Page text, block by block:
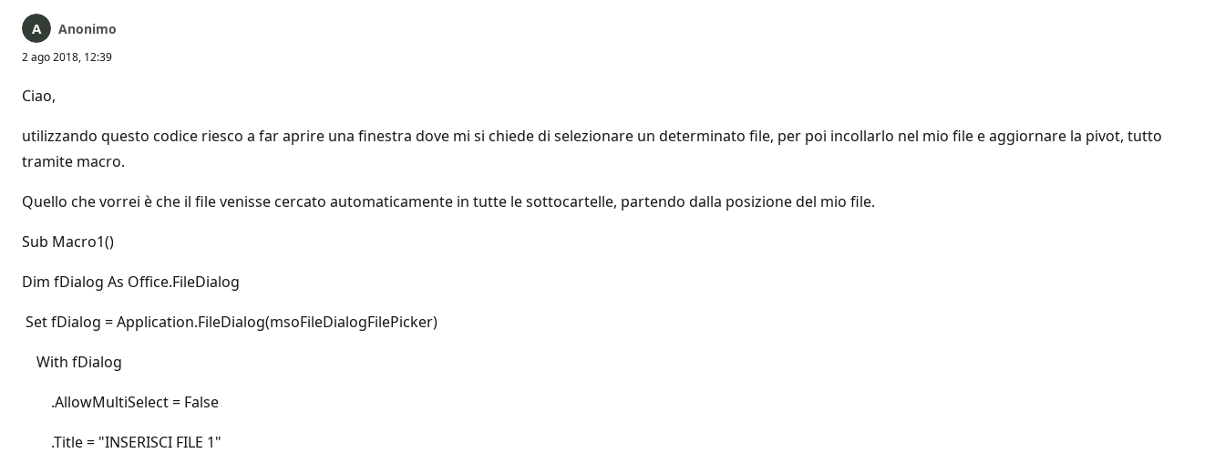
Anonimo
2 ago 2018, 12:39
Ciao,
utilizzando questo codice riesco a far aprire una finestra dove mi si chiede di selezionare un determinato file, per poi incollarlo nel mio file e aggiornare la pivot, tutto
tramite macro.
Quello che vorrei è che il file venisse cercato automaticamente in tutte le sottocartelle, partendo dalla posizione del mio file.
Sub Macro1()
Dim fDialog As Office.FileDialog
Set fDialog = Application.FileDialog(msoFileDialogFilePicker)
With fDialog
.AllowMultiSelect = False
.Title = "INSERISCI FILE 1"